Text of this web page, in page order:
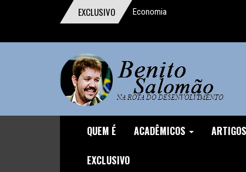
EXCLUSIVO Economia
Um digno, junto a indignos
A importância da reforma trabalhista
O homem que pensou o Brasil
A mentira da CLT
QUEM É ACADÊMICOS ARTIGOS
EXCLUSIVO